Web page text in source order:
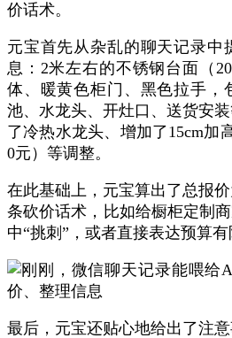
价话术。
元宝首先从杂乱的聊天记录中
息：2米左右的不锈钢台面（
体、暖黄色柜门、黑色拉手，
池、水龙头、开灶口、送货安
了冷热水龙头、增加了15cm加
0元）等调整。
在此基础上，元宝算出了总报
条砍价话术，比如给橱柜定制
中“挑刺”，或者直接表达预算有
最后，元宝还贴心地给出了注意